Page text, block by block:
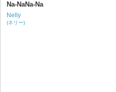
Na-NaNa-Na
Nelly
(ネリー)